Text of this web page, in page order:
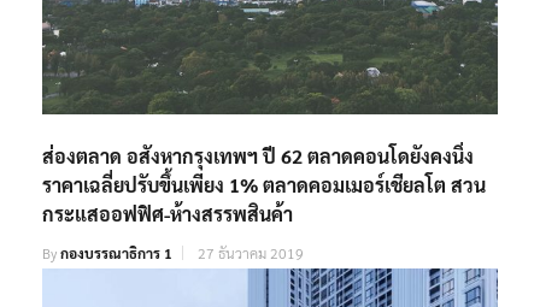
ส่องตลาด อสังหากรุงเทพฯ ปี 62 ตลาดคอนโดยังคงนิ่ง
ราคาเฉลี่ยปรับขึ้นเพียง 1% ตลาดคอมเมอร์เชียลโต สวน
กระแสออฟฟิศ-ห้างสรรพสินค้า
Byกองบรรณาธิการ 1 27 ธันวาคม 2019